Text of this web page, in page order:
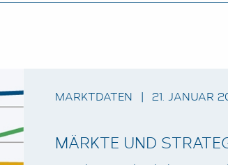
MARKTDATEN 21. JANUAR
MÄRKTE UND